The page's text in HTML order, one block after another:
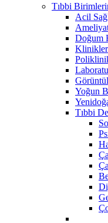
Tıbbi
Acil
Doğum
Klinikler
Yoğun
Tıbbi